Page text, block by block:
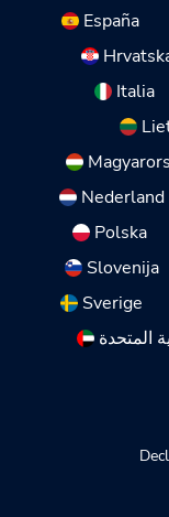
España
Italia
Nederland
Polska
Slovenija
Sverige
المتحدة